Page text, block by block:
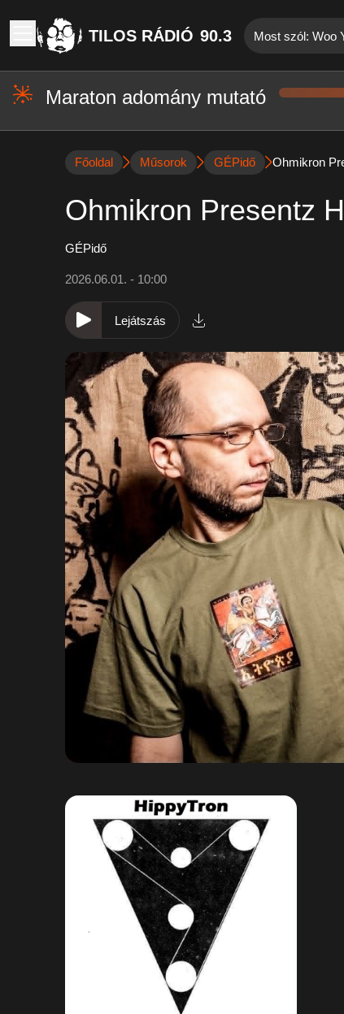
TILOS RÁDIÓ 90.3 Most szól: Woo
Maraton adomány mutató
Főoldal Műsorok GÉPidő Ohmikron
Ohmikron Presentz
GÉPidő
2026.06.01. - 10:00
Lejátszás